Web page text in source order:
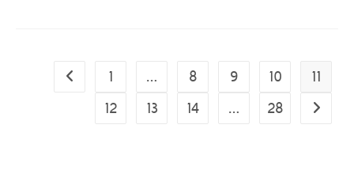
Go to the previous page
1 … 8 9 10
11
12
13 14 … 28 Aller à